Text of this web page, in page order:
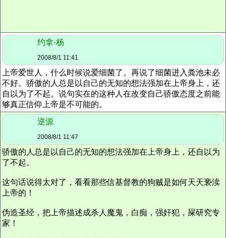
约拿·杨
2008/8/1 11:41
上帝爱世人，什么时候说爱细菌了。再说了细菌进入粪池未必
不好。骄傲的人总是以自己的无知的想法强加在上帝身上，还
自以为了不起。说句实在的这种人在改变自己骄傲态度之前能
够真正信仰上帝是不可能的。
逆源
2008/8/1 11:47
骄傲的人总是以自己的无知的想法强加在上帝身上，还自以为
了不起。
这句话说得太对了，看看那些信基督教的狗贼是如何天天亵渎
上帝的！
伪造圣经，把上帝描述成杀人魔鬼，白痴，强奸犯，屎研究专
家！